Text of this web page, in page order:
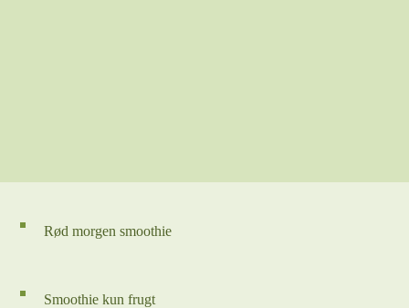
Rød morgen smoothie
Smoothie kun frugt